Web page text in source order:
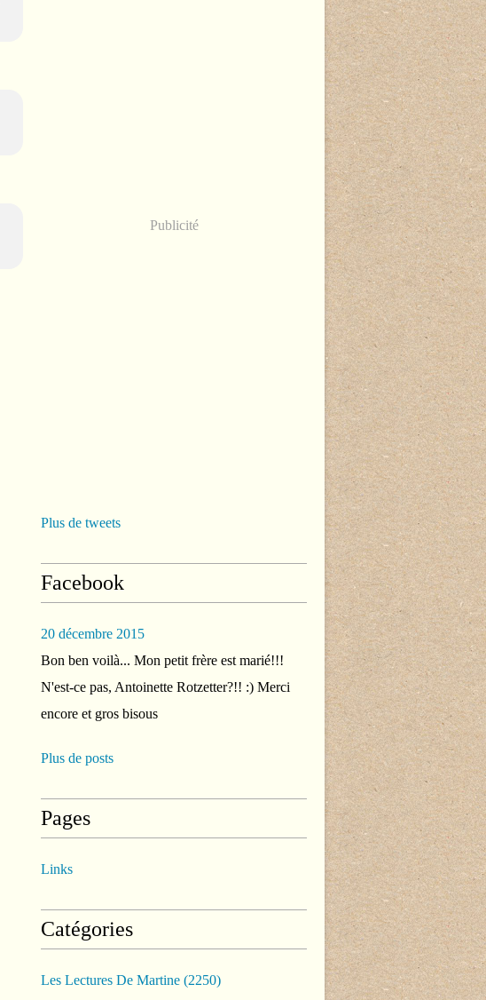
Publicité
Plus de tweets
Facebook
20 décembre 2015
Bon ben voilà... Mon petit frère est marié!!!
N'est-ce pas, Antoinette Rotzetter?!! :) Merci
encore et gros bisous
Plus de posts
Pages
Links
Catégories
Les Lectures De Martine (2250)